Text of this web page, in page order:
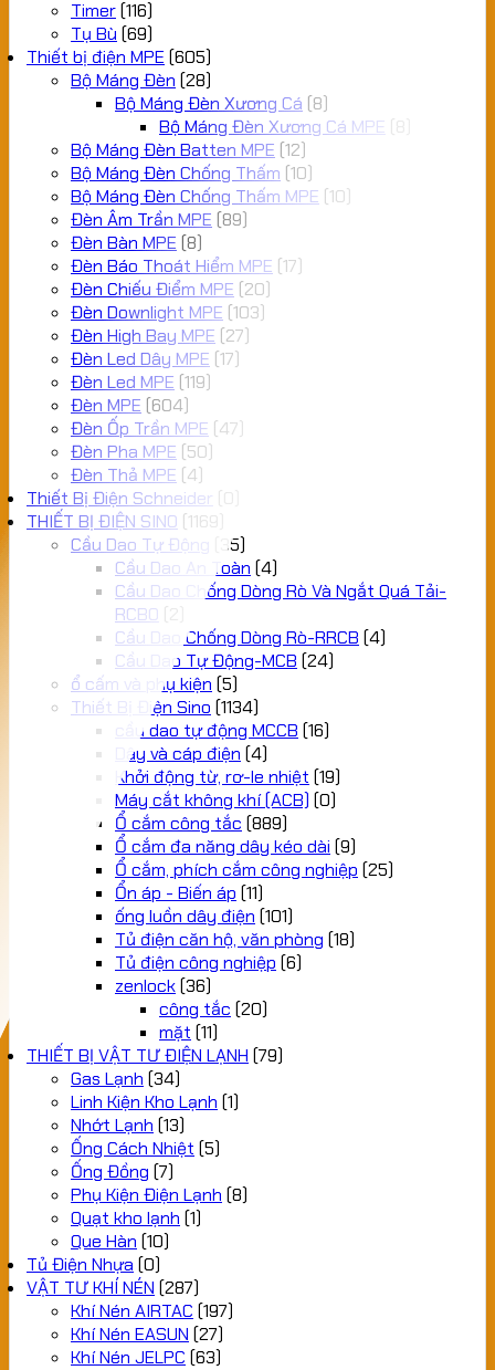
Timer(116)
Tụ Bù (69)
Thiết bị điện MPE (605)
Bộ Máng Đèn (28)
Bộ Máng Đèn Xương Cá (8)
Bộ Máng Đèn Xương Cá MPE
Bộ Máng Đèn Batten MPE (12)
Bộ Máng Đèn Chống Thấm (10)
Bộ Máng Đèn Chống Thấm MPE (10)
Đèn Âm Trần MPE (89)
Đèn Bàn MPE (8)
Đèn Báo Thoát Hiểm MPE (17)
Đèn Chiếu Điểm MPE (20)
Đèn Downlight MPE (103)
Đèn High Bay MPE (27)
Đèn Led Dây MPE (17)
Đèn Led MPE (119)
Đèn MPE (604)
Đèn Ốp Trần MPE (47)
Đèn Pha MPE (50)
Đèn Thả MPE (4)
Thiết Bị Điện Schneider
THIẾT BỊ ĐIỆN SINO (1169)
Cầu Dao Tự Động
(35)
Cầu Dao An Toàn (4)
Cầu Dao Chống Dòng Rò Và Ngắt Quá Tải-
RCBO
Cầu Dao Chống Dòng Rò-RRCB (4)
Cầu Dao Tự Động-MCB (24)
ổ cấm và phụ kiện (5)
Thiết Bị Điện Sino (1134)
cầu dao tự động MCCB (16)
Dây và cáp điện (4)
Khởi động từ, rơ-le nhiệt (19)
Máy cắt không khí (ACB) (0)
Ổ cắm công tắc (889)
Ổ cắm đa năng dây kéo dài (9)
Ổ cắm, phích cắm công nghiệp (25)
Ổn áp - Biến áp (11)
ống luồn dây điện (101)
Tủ điện căn hộ, văn phòng (18)
Tủ điện công nghiệp (6)
zenlock(36)
công tắc (20)
mặt (11)
THIẾT BỊ VẬT TƯ ĐIỆN LẠNH (79)
Gas Lạnh (34)
Linh Kiện Kho Lạnh (1)
Nhớt Lạnh (13)
Ống Cách Nhiệt (5)
Ống Đồng (7)
Phụ Kiện Điện Lạnh (8)
Quạt kho lạnh (1)
Que Hàn (10)
Tủ Điện Nhựa (0)
VẬT TƯ KHÍ NÉN (287)
Khí Nén AIRTAC (197)
Khí Nén EASUN (27)
Khí Nén JELPC (63)